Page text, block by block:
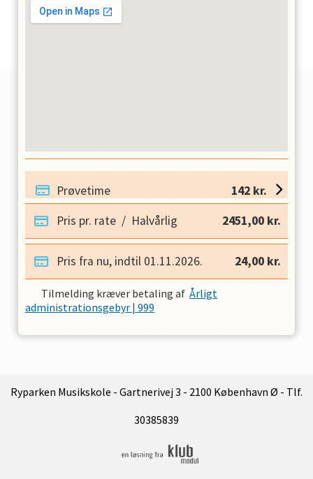
Prøvetime 142 kr.
Pris pr. rate / Halvårlig 2451,00 kr.
Pris fra nu, indtil 01.11.2026. 24,00 kr.
Tilmelding kræver betaling af Årligt
administrationsgebyr | 999
Ryparken Musikskole - Gartnerivej 3 - 2100 København Ø - Tlf.
30385839